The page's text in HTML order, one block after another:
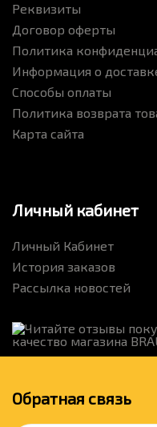
Реквизиты
Договор оферты
Политика
Информация о
Способы оплаты
Политика возврата
Карта сайта
Личный кабинет
Личный Кабинет
История заказов
Рассылка новостей
Обратная связь